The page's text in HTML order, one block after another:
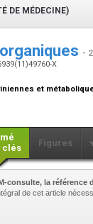
DE MÉDECINE)
-
X
et
clés
Figures
consulte, la référence
de cet article